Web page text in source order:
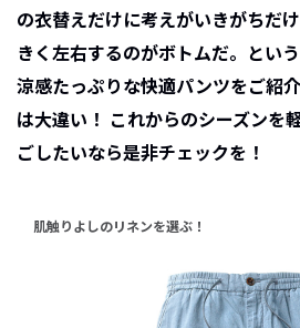
の衣替えだけに考えがいきがちだ
きく左右するのがボトムだ。とい
涼感たっぷりな快適パンツをご紹
は大違い！ これからのシーズンを
ごしたいなら是非チェックを！
肌触りよしのリネンを選ぶ！